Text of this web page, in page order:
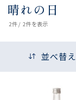
晴れの日
2件 / 2件を表示
並べ替え